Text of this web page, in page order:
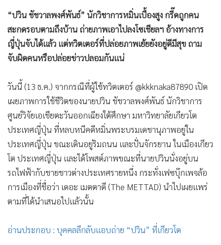
• เศรษฐกิจ-ธุรกิจ
• จีน
• ชุมชน-คุณภาพชีวิต
• อาชญากรรม
• เกม
• วิทยาศาสตร์
• SMEs
•
อินโดจีน
กองทุนรวม
• Celeb Online
• Factcheck
• News1
“ปวิน ชัชวาลพงศ์พันธ์” นักวิชาการหมิ่นเบื้องสูง กรี๊ดถูกคน
สะกดรอบตามถึงบ้าน ถ่ายภาพเอาไปลงโซเชียลฯ อ้างทางการ
ญี่ปุ่นจับได้แล้ว แต่ทวิตเตอร์ที่ปล่อยภาพเย้ยยังอยู่ดีมีสุข ถาม
จับผิดคนหรือปล่อยข่าวปลอมกันแน่
วันนี้ (13 ธ.ค.) จากกรณีที่ผู้ใช้ทวิตเตอร์ @kkknaka87890 เปิด
เผยภาพการใช้ชีวิตของนายปวิน ชัชวาลพงศ์พันธ์ นักวิชาการ
ศูนย์วิจัยเอเชียตะวันออกเฉียงใต้ศึกษา มหาวิทยาลัยเกียวโต
ประเทศญี่ปุ่น ที่หลบหนีคดีหมิ่นพระบรมเดชานุภาพอยู่ใน
ประเทศญี่ปุ่น ขณะเดินอยู่ริมถนน และปั่นจักรยาน ในเมืองเกียว
โต ประเทศญี่ปุ่น และได้โพสต์ภาพขณะที่นายปวินนั่งอยู่บน
รถไฟฟ้ากับชายชาวต่างประเทศรายหนึ่ง กระทั่งเฟซบุ๊กเพจล้อ
การเมืองที่ชื่อว่า เดอะ เมตตาดี (The METTAD) นำไปเผยแพร่
ตามที่ได้นำเสนอไปแล้วนั้น
อ่านประกอบ : บุคคลลึกลับแอบถ่าย “ปวิน” ที่เกียวโต